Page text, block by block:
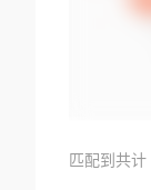
匹配到共计